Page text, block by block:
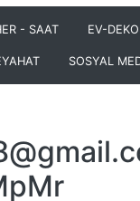
- SAAT EV-
SOSYAL